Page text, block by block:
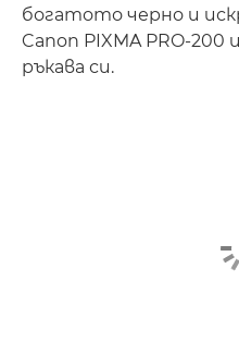
богатото черно и
Canon PIXMA PRO-200
ръкава си.